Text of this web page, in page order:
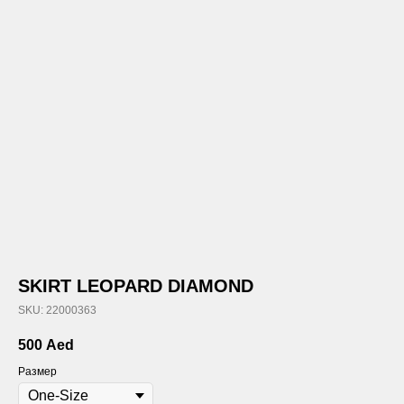
SKIRT LEOPARD DIAMOND
SKU: 22000363
500 Aed
Размер